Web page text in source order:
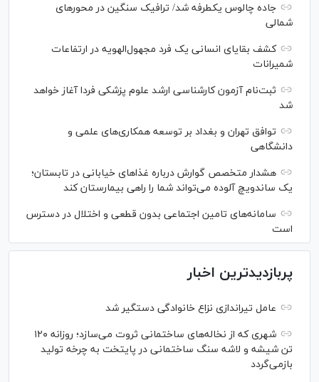
جاده چالوس یکطرفه شد/ ترافیک سنگین در محورهای
شمالی
کشف بقایای انسانی یک فرد مجهول‌الهویه در ارتفاعات
شمیرانات
ثبت‌نام آزمون کارشناسی ارشد علوم پزشکی فردا آغاز خواهد
شد
توافق تهران و بغداد بر توسعه همکاری‌های علمی و
دانشگاهی
هشدار متخصص گوارش درباره غذا‌های خیابانی در تابستان؛
یک ساندویچ آلوده می‌تواند شما را راهی بیمارستان کند
سامانه‌های تامین اجتماعی بدون قطعی و اختلال در دسترس
است
پربازدیدترین اخبار
عامل تیراندازی نزاع خانوادگی دستگیر شد
شهری که از نخاله‌های ساختمانی ثروت می‌سازد؛ روزانه ۱۲۰
تن شیشه و لاشه سنگ ساختمانی در پایتخت به چرخه تولید
بازمی‌گردد